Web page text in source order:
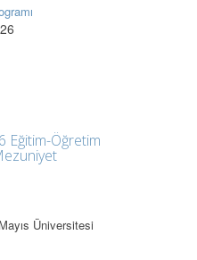
Eğitim-Öğretim
Üniversitesi